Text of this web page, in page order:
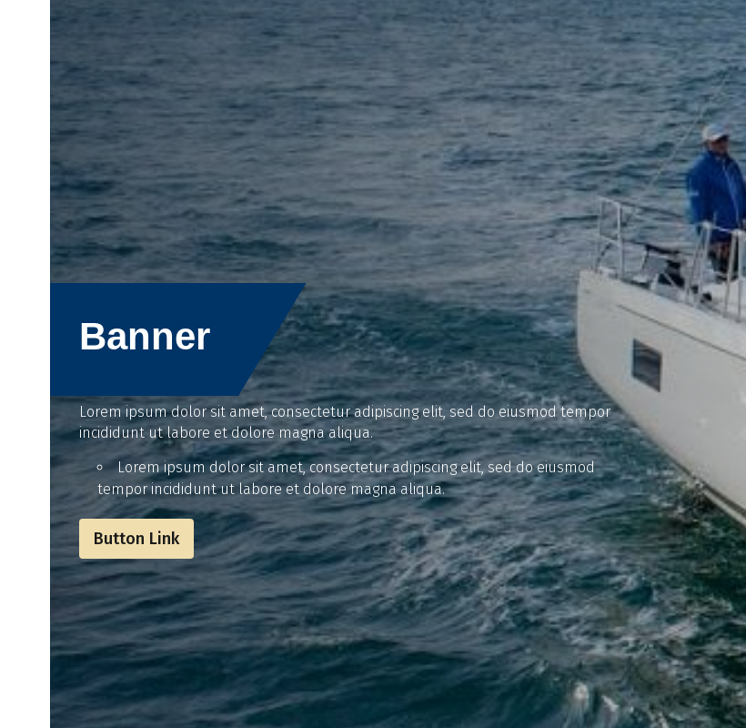
Banner
Lorem ipsum dolor sit amet, consectetur adipiscing elit, sed do eiusmod tempor
incididunt ut labore et dolore magna aliqua.
Lorem ipsum dolor sit amet, consectetur adipiscing elit, sed do eiusmod
tempor incididunt ut labore et dolore magna aliqua.
Button Link